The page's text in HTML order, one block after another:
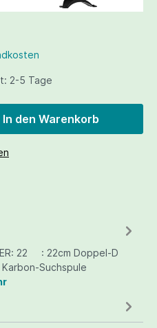
2-5 Tage
In den Warenkorb
22 : 22cm Doppel-D
Suchspule